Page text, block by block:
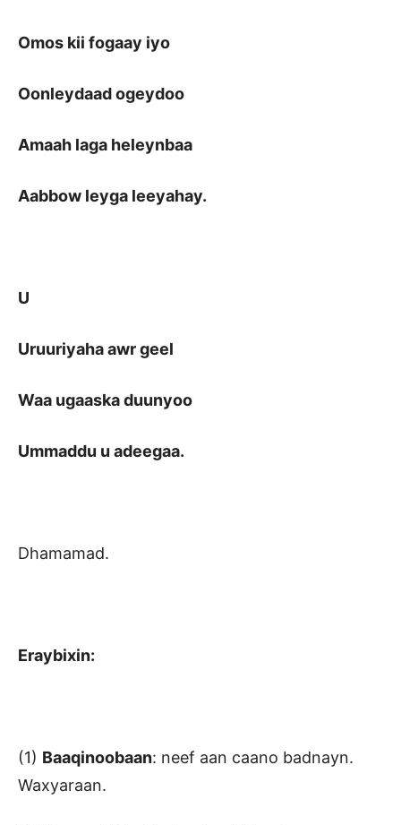
Omos kii fogaay iyo
Oonleydaad ogeydoo
Amaah laga heleynbaa
Aabbow leyga leeyahay.
U
Uruuriyaha awr geel
Waa ugaaska duunyoo
Ummaddu u adeegaa.
Dhamamad.
Eraybixin:
(1) Baaqinoobaan: neef aan caano badnayn.
Waxyaraan.